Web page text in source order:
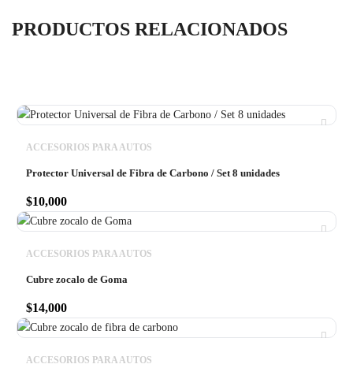
PRODUCTOS RELACIONADOS
ACCESORIOS PARA AUTOS
Protector Universal de Fibra de Carbono / Set 8 unidades
$10,000
ACCESORIOS PARA AUTOS
Cubre zocalo de Goma
$14,000
ACCESORIOS PARA AUTOS